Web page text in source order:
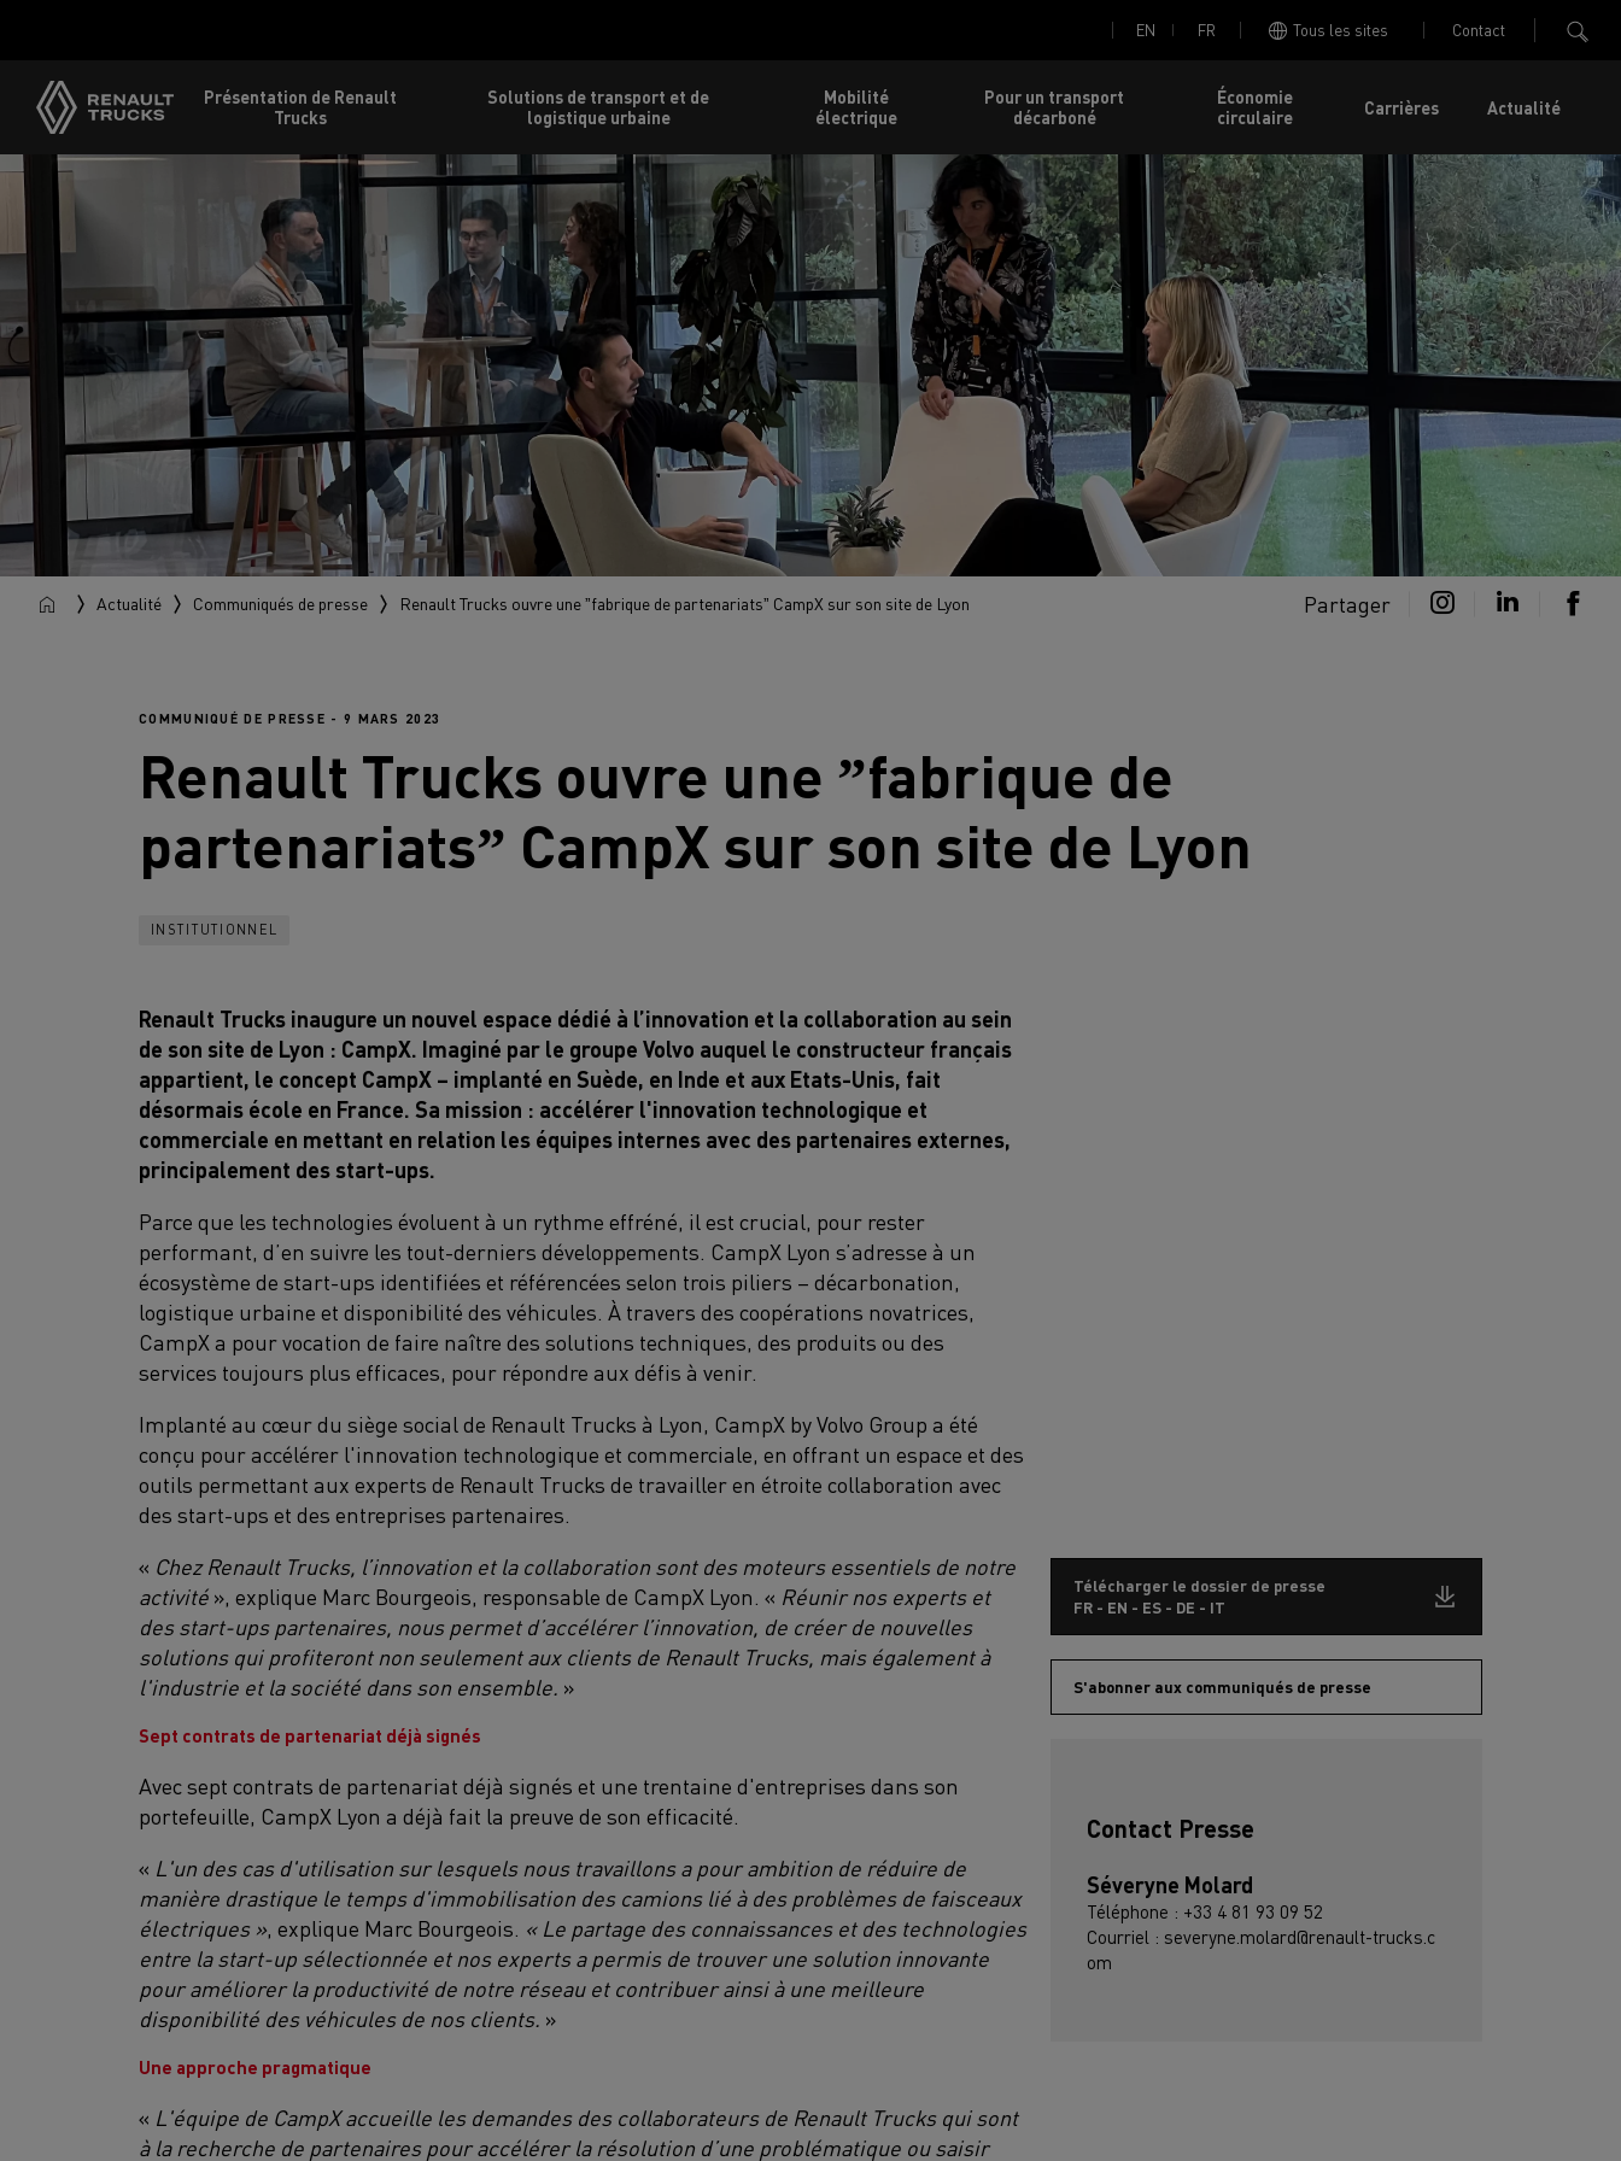
EN FR Tous les sites Contact
Présentation de Renault
Trucks
Solutions de transport et de
logistique urbaine
Mobilité
électrique
Pour un transport
décarboné
Économie
circulaire
Carrières Actualité
Actualité Communiqués de presse Renault Trucks ouvre une ˮfabrique de partenariatsˮ CampX sur son site de Lyon Partager
COMMUNIQUÉ DE PRESSE - 9 MARS 2023
Renault Trucks ouvre une ˮfabrique de
partenariatsˮ CampX sur son site de Lyon
INSTITUTIONNEL
Renault Trucks inaugure un nouvel espace dédié à l’innovation et la collaboration au sein
de son site de Lyon : CampX. Imaginé par le groupe Volvo auquel le constructeur français
appartient, le concept CampX – implanté en Suède, en Inde et aux Etats-Unis, fait
désormais école en France. Sa mission : accélérer l'innovation technologique et
commerciale en mettant en relation les équipes internes avec des partenaires externes,
principalement des start-ups.
Parce que les technologies évoluent à un rythme effréné, il est crucial, pour rester
performant, d’en suivre les tout-derniers développements. CampX Lyon s’adresse à un
écosystème de start-ups identifiées et référencées selon trois piliers – décarbonation,
logistique urbaine et disponibilité des véhicules. À travers des coopérations novatrices,
CampX a pour vocation de faire naître des solutions techniques, des produits ou des
services toujours plus efficaces, pour répondre aux défis à venir.
Implanté au cœur du siège social de Renault Trucks à Lyon, CampX by Volvo Group a été
conçu pour accélérer l'innovation technologique et commerciale, en offrant un espace et des
outils permettant aux experts de Renault Trucks de travailler en étroite collaboration avec
des start-ups et des entreprises partenaires.
« Chez Renault Trucks, l’innovation et la collaboration sont des moteurs essentiels de notre
activité », explique Marc Bourgeois, responsable de CampX Lyon. « Réunir nos experts et
des start-ups partenaires, nous permet d’accélérer l’innovation, de créer de nouvelles
solutions qui profiteront non seulement aux clients de Renault Trucks, mais également à
l'industrie et la société dans son ensemble. »
Sept contrats de partenariat déjà signés
Avec sept contrats de partenariat déjà signés et une trentaine d'entreprises dans son
portefeuille, CampX Lyon a déjà fait la preuve de son efficacité.
« L'un des cas d'utilisation sur lesquels nous travaillons a pour ambition de réduire de
manière drastique le temps d'immobilisation des camions lié à des problèmes de faisceaux
électriques » , explique Marc Bourgeois. « Le partage des connaissances et des technologies
entre la start-up sélectionnée et nos experts a permis de trouver une solution innovante
pour améliorer la productivité de notre réseau et contribuer ainsi à une meilleure
disponibilité des véhicules de nos clients. »
Une approche pragmatique
« L'équipe de CampX accueille les demandes des collaborateurs de Renault Trucks qui sont
à la recherche de partenaires pour accélérer la résolution d’une problématique ou saisir
Télécharger le dossier de presse
FR - EN - ES - DE - IT
S'abonner aux communiqués de presse
Contact Presse
Séveryne Molard
Téléphone : +33 4 81 93 09 52
Courriel : severyne.molard@renault-trucks.c
om